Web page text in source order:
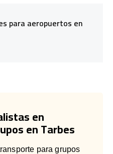
para aeropuertos en
en
en Tarbes
para grupos